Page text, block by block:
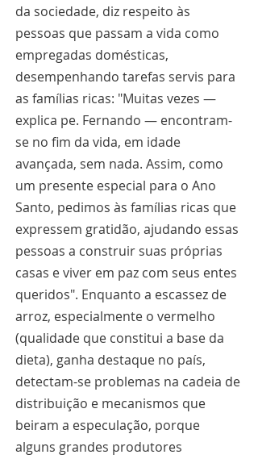
da sociedade, diz respeito às
pessoas que passam a vida como
empregadas domésticas,
desempenhando tarefas servis para
as famílias ricas: "Muitas vezes —
explica pe. Fernando — encontram-
se no fim da vida, em idade
avançada, sem nada. Assim, como
um presente especial para o Ano
Santo, pedimos às famílias ricas que
expressem gratidão, ajudando essas
pessoas a construir suas próprias
casas e viver em paz com seus entes
queridos". Enquanto a escassez de
arroz, especialmente o vermelho
(qualidade que constitui a base da
dieta), ganha destaque no país,
detectam-se problemas na cadeia de
distribuição e mecanismos que
beiram a especulação, porque
alguns grandes produtores